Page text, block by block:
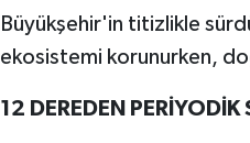
Büyükşehir'in titizlikle
ekosistemi korunurken,
12 DEREDEN